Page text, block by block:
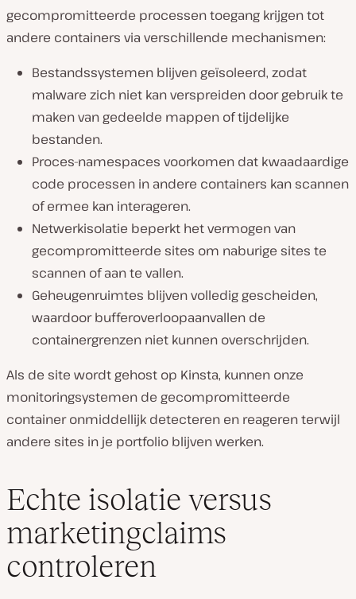
gecompromitteerde processen toegang krijgen tot
andere containers via verschillende mechanismen:
Bestandssystemen blijven geïsoleerd, zodat
malware zich niet kan verspreiden door gebruik te
maken van gedeelde mappen of tijdelijke
bestanden.
Proces-namespaces voorkomen dat kwaadaardige
code processen in andere containers kan scannen
of ermee kan interageren.
Netwerkisolatie beperkt het vermogen van
gecompromitteerde sites om naburige sites te
scannen of aan te vallen.
Geheugenruimtes blijven volledig gescheiden,
waardoor bufferoverloopaanvallen de
containergrenzen niet kunnen overschrijden.
Als de site wordt gehost op Kinsta, kunnen onze
monitoringsystemen de gecompromitteerde
container onmiddellijk detecteren en reageren terwijl
andere sites in je portfolio blijven werken.
Echte isolatie versus
marketingclaims
controleren